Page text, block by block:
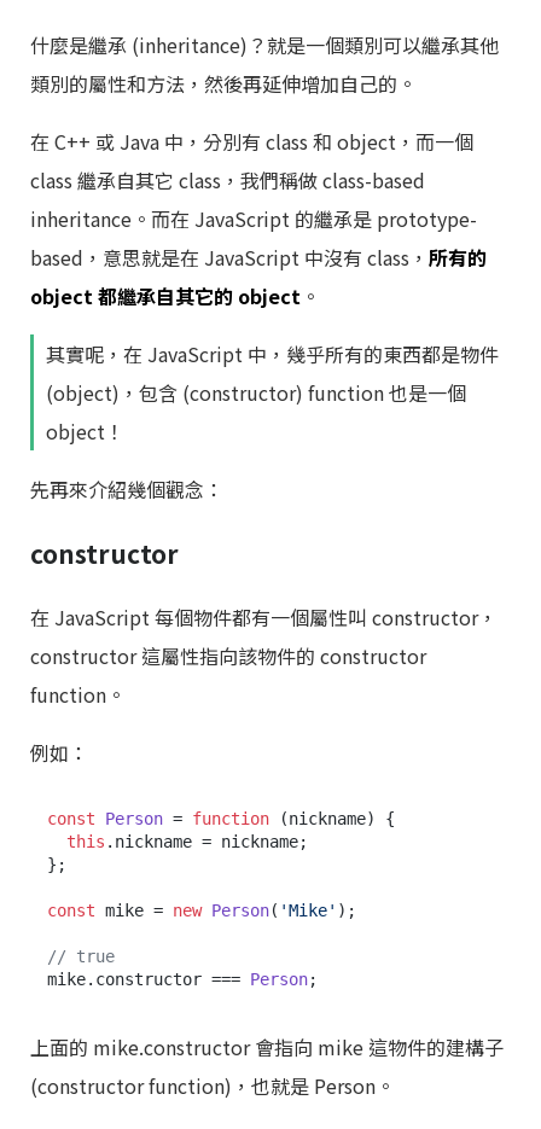
什麼是繼承 (inheritance)？就是一個類別可以繼承其他
類別的屬性和方法，然後再延伸增加自己的。
在 C++ 或 Java 中，分別有 class 和 object，而一個
class 繼承自其它 class，我們稱做 class-based
inheritance。而在 JavaScript 的繼承是 prototype-
based，意思就是在 JavaScript 中沒有 class， 所有的
object 都繼承自其它的 object 。
其實呢，在 JavaScript 中，幾乎所有的東西都是物件
(object)，包含 (constructor) function 也是一個
object！
先再來介紹幾個觀念：
constructor
在 JavaScript 每個物件都有一個屬性叫 constructor，
constructor 這屬性指向該物件的 constructor
function。
例如：
const Person = function (nickname) {
this . nickname = nickname;
};
const mike = new Person( 'Mike' );
// true
mike. constructor === Person
上面的 mike.constructor 會指向 mike 這物件的建構子
(constructor function)，也就是 Person。